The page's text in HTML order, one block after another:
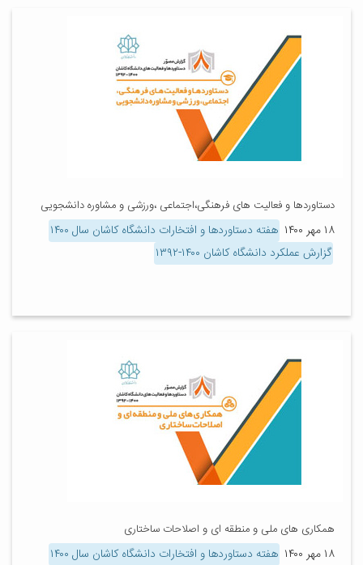
دستاوردها و فعالیت های فرهنگی،اجتماعی ،ورزشی و مشاوره دانشجویی
۱۸ مهر ۱۴۰۰
هفته دستاوردها و افتخارات دانشگاه کاشان سال ۱۴۰۰
گزارش عملکرد دانشگاه کاشان ۱۴۰۰-۱۳۹۲
همکاری های ملی و منطقه ای و اصلاحات ساختاری
۱۸ مهر ۱۴۰۰
هفته دستاوردها و افتخارات دانشگاه کاشان سال ۱۴۰۰